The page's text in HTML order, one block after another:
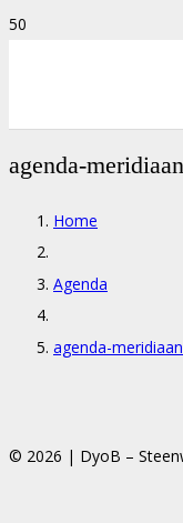
agenda-
Home
Agenda
agenda-
© 2026 | DyoB –